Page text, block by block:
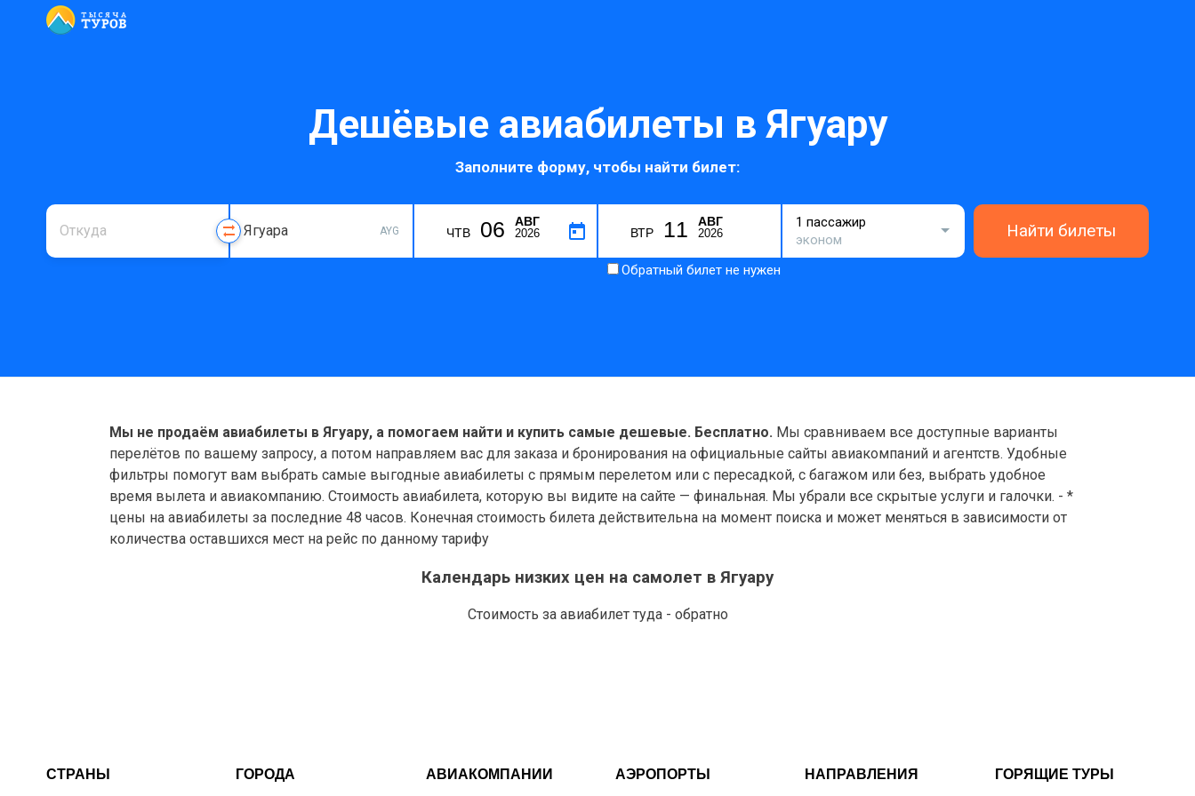
Дешёвые авиабилеты в Ягуару
Заполните форму, чтобы найти билет:
AYG ЧТВ 06 АВГ
2026 ВТР 11 АВГ
2026
1 пассажир
эконом
Найти билеты
Обратный билет не нужен
Мы не продаём авиабилеты в Ягуару, а помогаем найти и купить самые дешевые. Бесплатно. Мы сравниваем все доступные варианты
перелётов по вашему запросу, а потом направляем вас для заказа и бронирования на официальные сайты авиакомпаний и агентств. Удобные
фильтры помогут вам выбрать самые выгодные авиабилеты с прямым перелетом или с пересадкой, с багажом или без, выбрать удобное
время вылета и авиакомпанию. Стоимость авиабилета, которую вы видите на сайте — финальная. Мы убрали все скрытые услуги и галочки. - *
цены на авиабилеты за последние 48 часов. Конечная стоимость билета действительна на момент поиска и может меняться в зависимости от
количества оставшихся мест на рейс по данному тарифу
Календарь низких цен на самолет в Ягуару
Стоимость за авиабилет туда - обратно
СТРАНЫ ГОРОДА АВИАКОМПАНИИ АЭРОПОРТЫ НАПРАВЛЕНИЯ ГОРЯЩИЕ ТУРЫ